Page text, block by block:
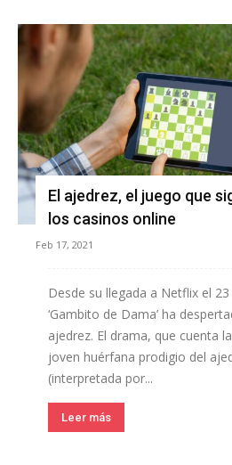
El ajedrez, el juego que
los casinos online
Feb 17, 2021
Desde su llegada a Netflix el
‘Gambito de Dama’ ha
ajedrez. El drama, que cuenta
joven huérfana prodigio del
(interpretada por...
Leer más